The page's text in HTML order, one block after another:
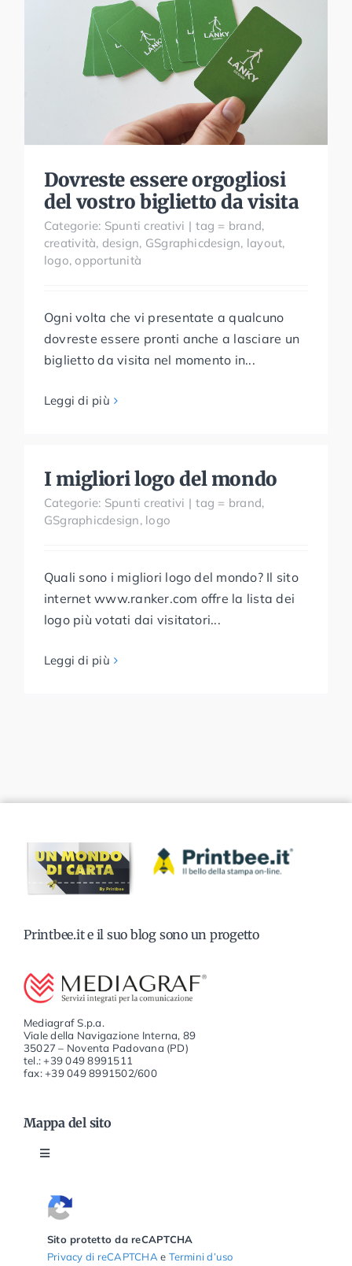
Dovreste essere orgogliosi
del vostro biglietto da visita
Dovreste essere orgogliosi
del vostro biglietto da visita
Categorie: Spunti creativi | tag = brand,
creatività, design, GSgraphicdesign, layout,
logo,opportunità
Ogni volta che vi presentate a qualcuno
dovreste essere pronti anche a lasciare un
biglietto da visita nel momento in...
Leggi di più
I migliori logo del mondo
Categorie: Spunti creativi | tag = brand,
GSgraphicdesign, logo
Quali sono i migliori logo del mondo? Il sito
internet www.ranker.com offre la lista dei
logo più votati dai visitatori...
Leggi di più
Printbee.it e il suo blog sono un progetto
Mediagraf S.p.a.
Viale della Navigazione Interna, 89
35027 – Noventa Padovana (PD)
tel.: +39 049 8991511
fax: +39 049 8991502/600
Mappa del sito
Attiva
Home
Sito protetto da reCAPTCHA
Privacy di reCAPTCHA e Termini d’uso